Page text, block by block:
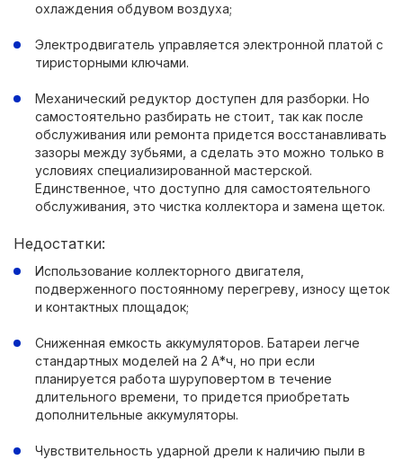
охлаждения обдувом воздуха;
Электродвигатель управляется электронной платой с
тиристорными ключами.
Механический редуктор доступен для разборки. Но
самостоятельно разбирать не стоит, так как после
обслуживания или ремонта придется восстанавливать
зазоры между зубьями, а сделать это можно только в
условиях специализированной мастерской.
Единственное, что доступно для самостоятельного
обслуживания, это чистка коллектора и замена щеток.
Недостатки:
Использование коллекторного двигателя,
подверженного постоянному перегреву, износу щеток
и контактных площадок;
Сниженная емкость аккумуляторов. Батареи легче
стандартных моделей на 2 А*ч, но при если
планируется работа шуруповертом в течение
длительного времени, то придется приобретать
дополнительные аккумуляторы.
Чувствительность ударной дрели к наличию пыли в